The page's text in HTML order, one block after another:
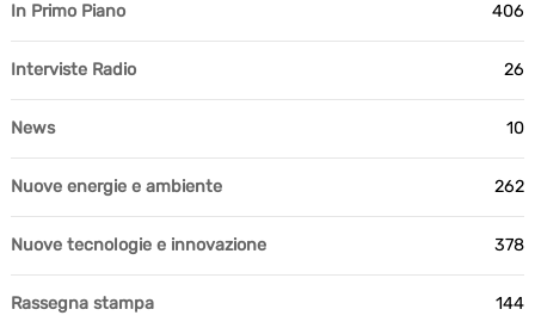
In Primo Piano 406
Interviste Radio 26
News 10
Nuove energie e ambiente 262
Nuove tecnologie e innovazione 378
Rassegna stampa 144